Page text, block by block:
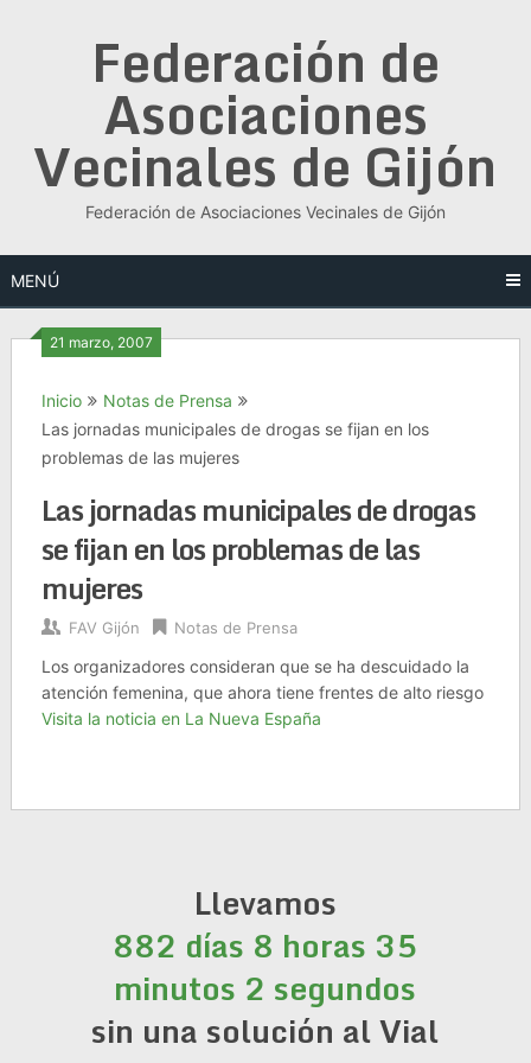
Federación de
Asociaciones
Vecinales de Gijón
Federación de Asociaciones Vecinales de Gijón
MENÚ
21 marzo, 2007
Inicio
Notas de Prensa
Las jornadas municipales de drogas se fijan en los
problemas de las mujeres
Las jornadas municipales de drogas
se fijan en los problemas de las
mujeres
FAV Gijón Notas de Prensa
Los organizadores consideran que se ha descuidado la
atención femenina, que ahora tiene frentes de alto riesgo
Visita la noticia en La Nueva España
Llevamos
882 días 8 horas 35
minutos 2 segundos
sin una solución al Vial